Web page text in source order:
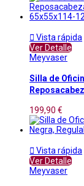
 Vista rápida
Ver Detalle
Meyvaser
Silla de
199,90 €
 Vista rápida
Ver Detalle
Meyvaser